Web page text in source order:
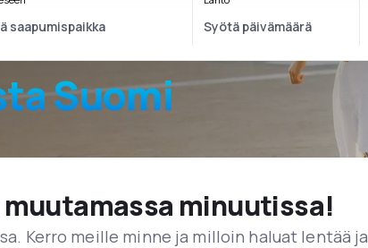
Suomi
minuutissa!
Kerro meille minne ja milloin haluat lentää ja